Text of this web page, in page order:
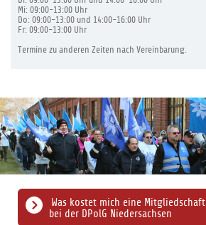
Mi: 09:00-13:00 Uhr
Do: 09:00-13:00 und 14:00-16:00 Uhr
Fr: 09:00-13:00 Uhr
Termine zu anderen Zeiten nach Vereinbarung.
Was kostet mich eine Mitgliedschaft
bei der DPolG Niedersachsen